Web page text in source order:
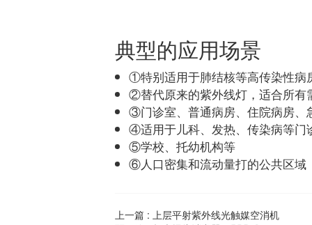
典型的应用场景
①特别适用于肺结核等高传染性病
②替代原来的紫外线灯，适合所有
③门诊室、普通病房、住院病房、
④适用于儿科、发热、传染病等门
⑤学校、托幼机构等
⑥人口密集和流动量打的公共区域
上一篇 : 上层平射紫外线光触媒空消机